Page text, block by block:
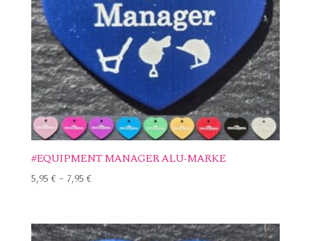
#EQUIPMENT MANAGER ALU-MARKE
5,95€ – 7,95€